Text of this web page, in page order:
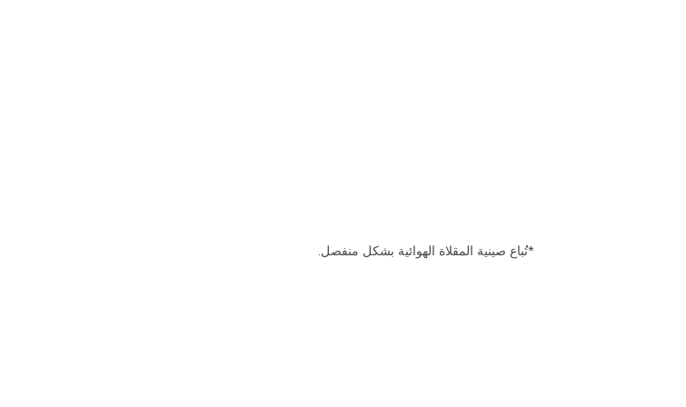
*تُباع صينية المقلاة الهوائية بشكل منفصل.